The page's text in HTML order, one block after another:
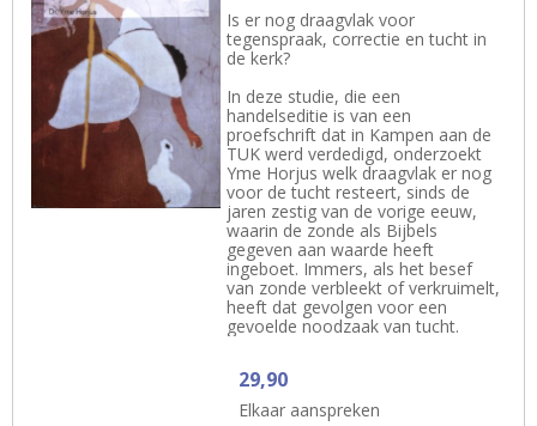
Is er nog draagvlak voor
tegenspraak, correctie en tucht in
de kerk?
In deze studie, die een
handelseditie is van een
proefschrift dat in Kampen aan de
TUK werd verdedigd, onderzoekt
Yme Horjus welk draagvlak er nog
voor de tucht resteert, sinds de
jaren zestig van de vorige eeuw,
waarin de zonde als Bijbels
gegeven aan waarde heeft
ingeboet. Immers, als het besef
van zonde verbleekt of verkruimelt,
heeft dat gevolgen voor een
gevoelde noodzaak van tucht.
29,90
Elkaar aanspreken